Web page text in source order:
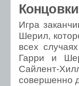
Игра
Шерил,
всех
Гарри и
Сайлент-
совершенно